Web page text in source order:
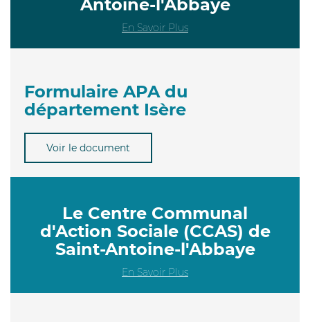
Antoine-l'Abbaye
En Savoir Plus
Formulaire APA du
département Isère
Voir le document
Le Centre Communal
d'Action Sociale (CCAS) de
Saint-Antoine-l'Abbaye
En Savoir Plus